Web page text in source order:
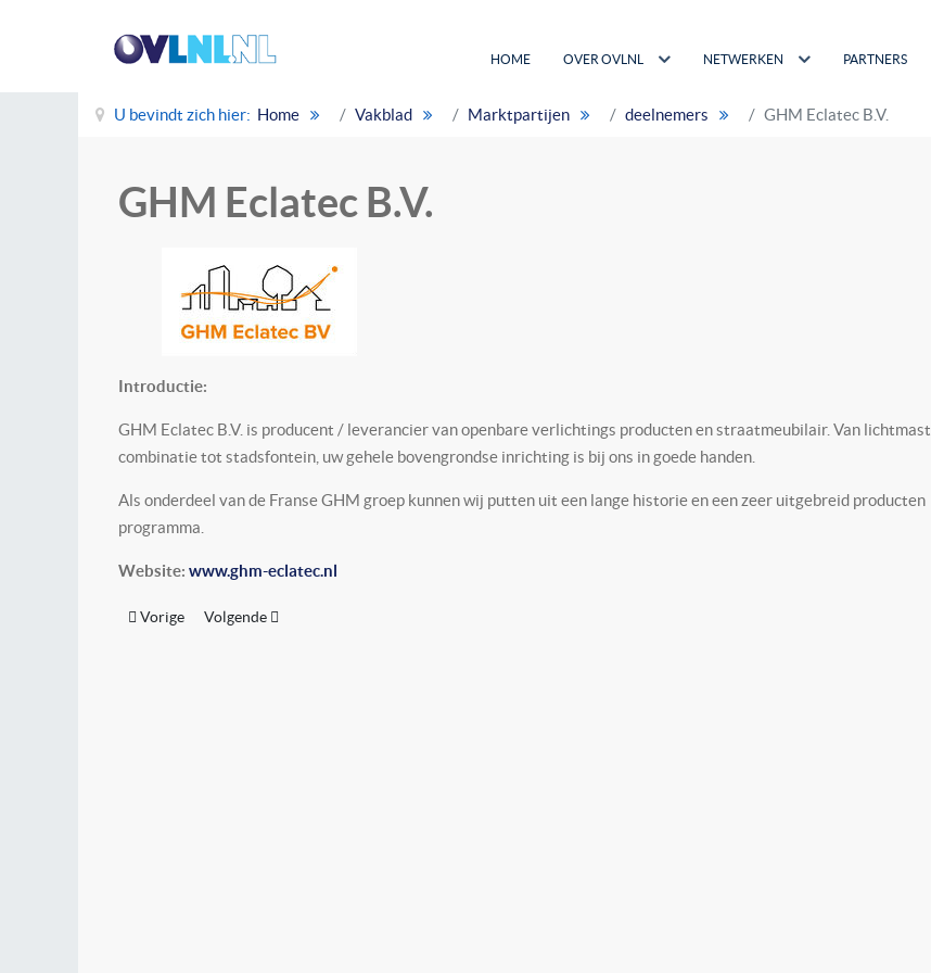
HOME OVER OVLNL NETWERKEN PARTNERS
U bevindt zich hier: Home Vakblad Marktpartijen deelnemers GHM Eclatec B.V.
GHM Eclatec B.V.
Introductie:
GHM Eclatec B.V. is producent / leverancier van openbare verlichtings producten en straatmeubilair. Van lichtmast
combinatie tot stadsfontein, uw gehele bovengrondse inrichting is bij ons in goede handen.
Als onderdeel van de Franse GHM groep kunnen wij putten uit een lange historie en een zeer uitgebreid producten
programma.
Website: www.ghm-eclatec.nl
Vorig artikel: ELEQ
Vorige Volgende artikel: GVR-coating
Volgende